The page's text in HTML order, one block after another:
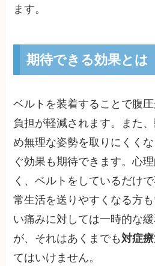
ます。
期待できる効果とは
ベルトを装着することで腹
負担が軽減されます。また
め無理な姿勢を取りにくく
ぐ効果も期待できます。心
く、ベルトをしているだけ
常生活を送りやすくなる方
い痛みに対しては一時的な
が、それはあくまでも対症
てはいけません。